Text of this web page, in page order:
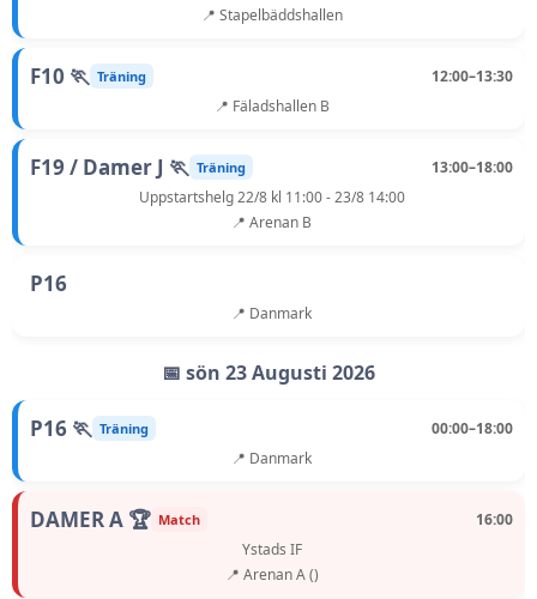
📍 Stapelbäddshallen
F10 🏃 Träning
12:00–13:30
📍 Fäladshallen B
F19 / Damer J 🏃 Träning
13:00–18:00
Uppstartshelg 22/8 kl 11:00 - 23/8 14:00
📍 Arenan B
P16
📍 Danmark
📅 sön 23 Augusti 2026
P16 🏃 Träning
00:00–18:00
📍 Danmark
DAMER A 🏆 Match
16:00
Ystads IF
📍 Arenan A ()